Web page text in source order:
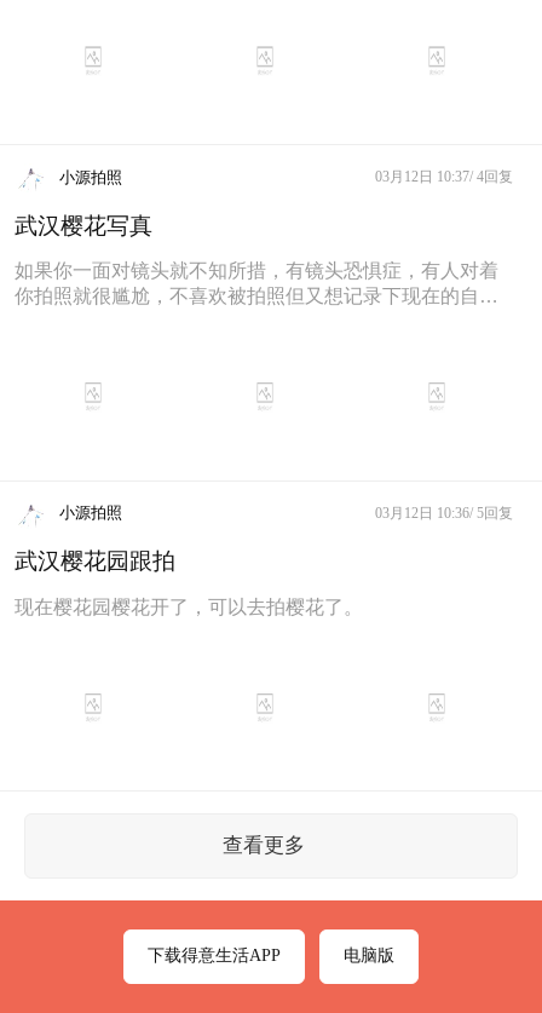
小源拍照 03月12日 10:37/ 4回复
武汉樱花写真
如果你一面对镜头就不知所措，有镜头恐惧症，有人对着
你拍照就很尴尬，不喜欢被拍照但又想记录下现在的自己
小源拍照 03月12日 10:36/ 5回复
武汉樱花园跟拍
现在樱花园樱花开了，可以去拍樱花了。
查看更多
下载得意生活APP 电脑版